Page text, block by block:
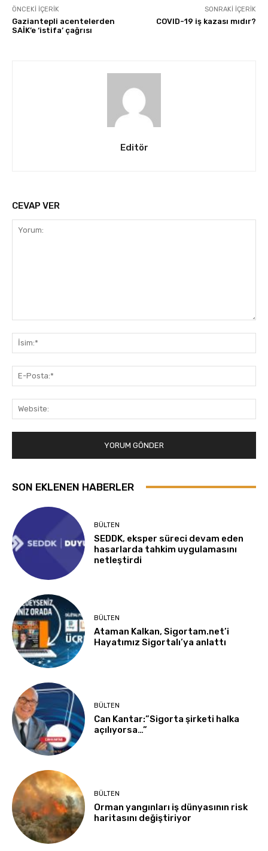
ÖNCEKI İÇERIK
Gaziantepli acentelerden
SAİK’e ‘istifa’ çağrısı
SONRAKI İÇERIK
COVID-19 iş kazası mıdır?
Editör
CEVAP VER
SON EKLENEN HABERLER
BÜLTEN
SEDDK, eksper süreci devam eden
hasarlarda tahkim uygulamasını
netleştirdi
BÜLTEN
Ataman Kalkan, Sigortam.net’i
Hayatımız Sigortalı’ya anlattı
BÜLTEN
Can Kantar:”Sigorta şirketi halka
açılıyorsa…”
BÜLTEN
Orman yangınları iş dünyasının risk
haritasını değiştiriyor